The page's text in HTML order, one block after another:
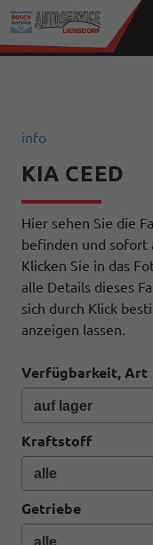
info
KIA CEED
Hier sehen Sie die
befinden und sofort
Klicken Sie in das
alle Details dieses
sich durch Klick
anzeigen lassen.
Verfügbarkeit, Art
Kraftstoff
Getriebe